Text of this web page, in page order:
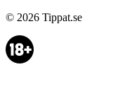
© 2026 Tippat.se